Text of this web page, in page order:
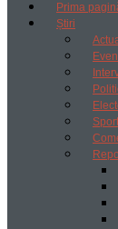
Prima
Știri
Sport